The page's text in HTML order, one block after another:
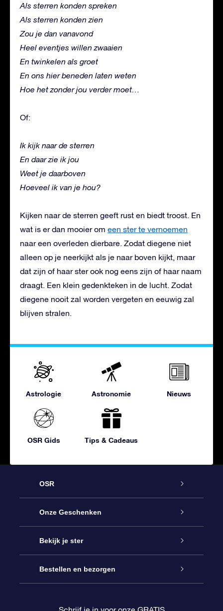
Als sterren konden spreken
Als sterren konden zien
Zou je dan vanavond
Heel eventjes willen zwaaien
En twinkelen als groet
En ons hier beneden laten weten
Hoe het zonder jou verder moet…
Of:
Ik kijk naar de sterren
En daar zie ik jou
Weet je daarboven
Hoeveel ik van je hou?
Kijken naar de sterren geeft rust en biedt troost. En
wat is er dan mooier om een ster te vernoemen
naar een overleden dierbare. Zodat diegene niet
alleen op je neerkijkt als je naar boven kijkt, maar
dat zijn of haar ster ook nog eens zijn of haar naam
draagt. Een klein gedenkteken in de lucht. Zodat
diegene nooit zal worden vergeten en eeuwig zal
blijven stralen.
Astrologie Astronomie Nieuws
OSR Gids Tips & Cadeaus
OSR
Service
Contact
Blog
Onze Geschenken
Online Star Gift
OSR Cadeaupakket
Bekijk je ster
Sterrenregister
Bestellen en bezorgen